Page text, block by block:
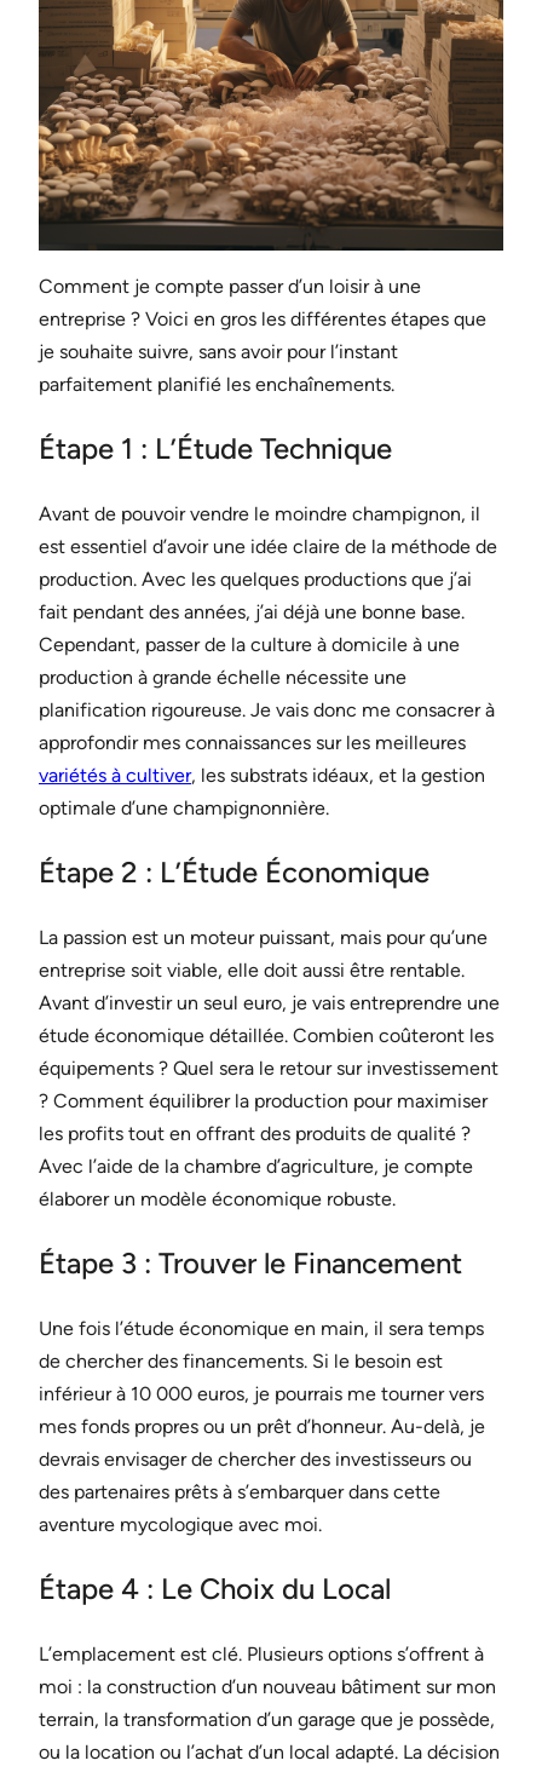
Comment je compte passer d’un loisir à une
entreprise ? Voici en gros les différentes étapes que
je souhaite suivre, sans avoir pour l’instant
parfaitement planifié les enchaînements.
Étape 1 : L’Étude Technique
Avant de pouvoir vendre le moindre champignon, il
est essentiel d’avoir une idée claire de la méthode de
production. Avec les quelques productions que j’ai
fait pendant des années, j’ai déjà une bonne base.
Cependant, passer de la culture à domicile à une
production à grande échelle nécessite une
planification rigoureuse. Je vais donc me consacrer à
approfondir mes connaissances sur les meilleures
variétés à cultiver, les substrats idéaux, et la gestion
optimale d’une champignonnière.
Étape 2 : L’Étude Économique
La passion est un moteur puissant, mais pour qu’une
entreprise soit viable, elle doit aussi être rentable.
Avant d’investir un seul euro, je vais entreprendre une
étude économique détaillée. Combien coûteront les
équipements ? Quel sera le retour sur investissement
? Comment équilibrer la production pour maximiser
les profits tout en offrant des produits de qualité ?
Avec l’aide de la chambre d’agriculture, je compte
élaborer un modèle économique robuste.
Étape 3 : Trouver le Financement
Une fois l’étude économique en main, il sera temps
de chercher des financements. Si le besoin est
inférieur à 10 000 euros, je pourrais me tourner vers
mes fonds propres ou un prêt d’honneur. Au-delà, je
devrais envisager de chercher des investisseurs ou
des partenaires prêts à s’embarquer dans cette
aventure mycologique avec moi.
Étape 4 : Le Choix du Local
L’emplacement est clé. Plusieurs options s’offrent à
moi : la construction d’un nouveau bâtiment sur mon
terrain, la transformation d’un garage que je possède,
ou la location ou l’achat d’un local adapté. La décision